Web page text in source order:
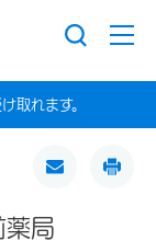
取れます。
局